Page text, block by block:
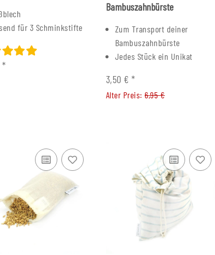
für 3 Schminkstifte
*
Bambuszahnbürste
Zum Transport deiner
Bambuszahnbürste
Jedes Stück ein Unikat
3,50 €*
Alter Preis:6,95 €
verchromt mit
99,00 €
Fallminenstift Buche - DEL
7,70 € -8,00 €*
Alter Preis:12,50 €